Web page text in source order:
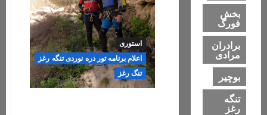
استوری
اعلام برنامه تور دره نوردی تنگه رغز
تنگ رغز
بخش
فورگ
برادران
مرادی
بوچیر
تنگه
رغز